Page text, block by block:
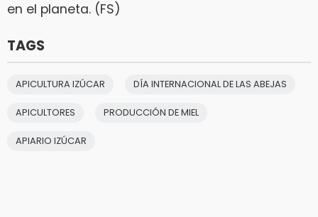
en el planeta. (FS)
TAGS
APICULTURA IZÚCAR DÍA INTERNACIONAL DE LAS ABEJAS
APICULTORES PRODUCCIÓN DE MIEL
APIARIO IZÚCAR